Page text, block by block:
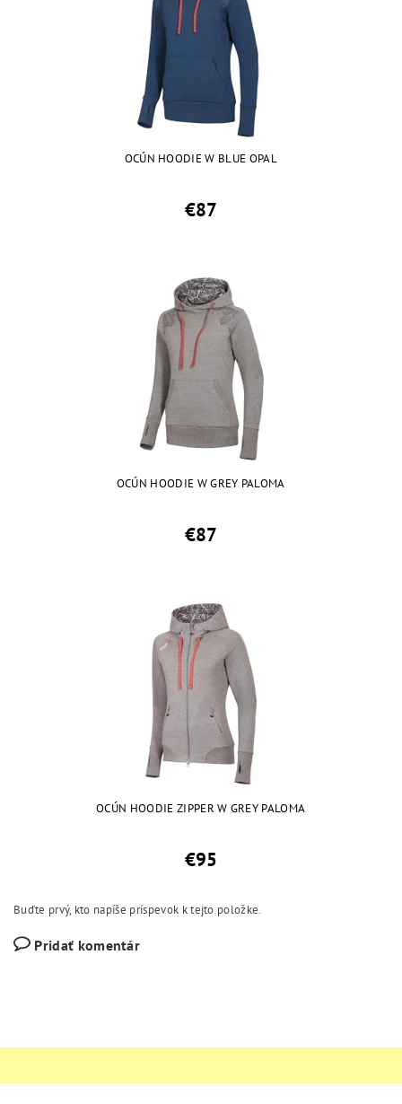
OCÚN HOODIE W BLUE OPAL
€87
OCÚN HOODIE W GREY PALOMA
€87
OCÚN HOODIE ZIPPER W GREY PALOMA
€95
Buďte prvý, kto napíše príspevok k tejto položke.
Pridať komentár